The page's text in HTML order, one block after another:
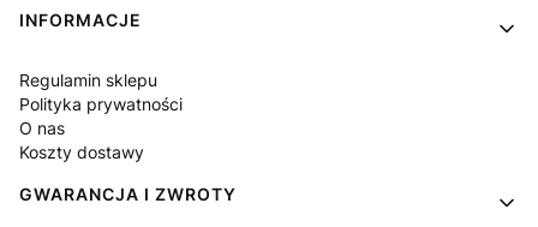
Linki w stopce
INFORMACJE
Regulamin sklepu
Polityka prywatności
O nas
Koszty dostawy
GWARANCJA I ZWROTY